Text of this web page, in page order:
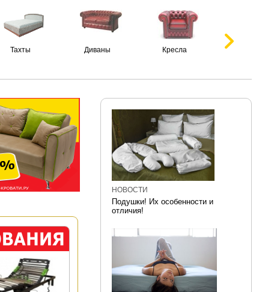
Тахты Диваны Кресла
НОВОСТИ
Подушки! Их особенности и
отличия!